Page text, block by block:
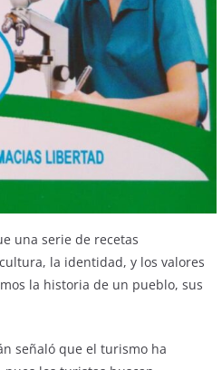
una serie de recetas
la identidad, y los valores
la historia de un pueblo, sus
señaló que el turismo ha